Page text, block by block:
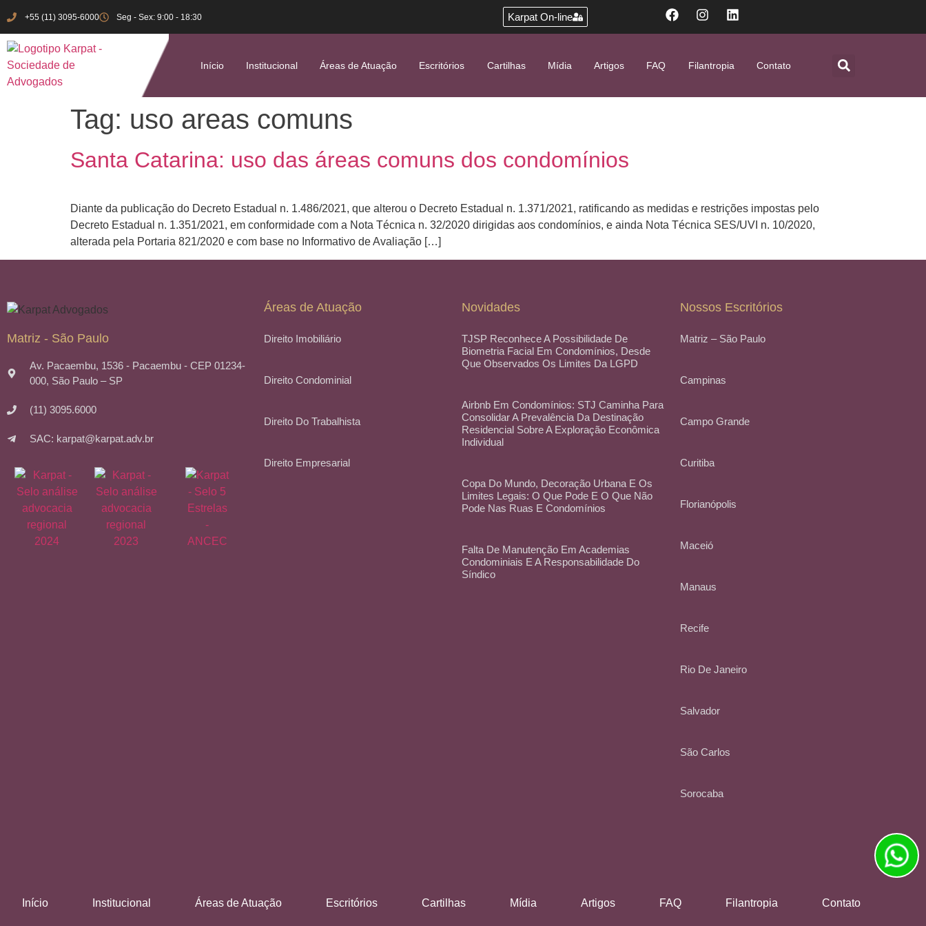
+55 (11) 3095-6000 Seg - Sex: 9:00 - 18:30 Karpat On-line
Início Institucional Áreas de Atuação Escritórios Cartilhas Mídia Artigos FAQ Filantropia Contato
Tag: uso areas comuns
Santa Catarina: uso das áreas comuns dos condomínios
Diante da publicação do Decreto Estadual n. 1.486/2021, que alterou o Decreto Estadual n. 1.371/2021, ratificando as medidas e restrições impostas pelo
Decreto Estadual n. 1.351/2021, em conformidade com a Nota Técnica n. 32/2020 dirigidas aos condomínios, e ainda Nota Técnica SES/UVI n. 10/2020,
alterada pela Portaria 821/2020 e com base no Informativo de Avaliação […]
Matriz - São Paulo
Av. Pacaembu, 1536 - Pacaembu - CEP 01234-
000, São Paulo – SP
(11) 3095.6000
SAC: karpat@karpat.adv.br
Áreas de Atuação
Direito Imobiliário
Direito Condominial
Direito Do Trabalhista
Direito Empresarial
Novidades
TJSP Reconhece A Possibilidade De
Biometria Facial Em Condomínios, Desde
Que Observados Os Limites Da LGPD
Airbnb Em Condomínios: STJ Caminha Para
Consolidar A Prevalência Da Destinação
Residencial Sobre A Exploração Econômica
Individual
Copa Do Mundo, Decoração Urbana E Os
Limites Legais: O Que Pode E O Que Não
Pode Nas Ruas E Condomínios
Falta De Manutenção Em Academias
Condominiais E A Responsabilidade Do
Síndico
Nossos Escritórios
Matriz – São Paulo
Campinas
Campo Grande
Curitiba
Florianópolis
Maceió
Manaus
Recife
Rio De Janeiro
Salvador
São Carlos
Sorocaba
Início Institucional Áreas de Atuação Escritórios Cartilhas Mídia Artigos FAQ Filantropia Contato